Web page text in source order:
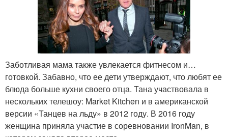
Заботливая мама также увлекается фитнесом и…
готовкой. Забавно, что ее дети утверждают, что любят ее
блюда больше кухни своего отца. Тана участвовала в
нескольких телешоу: Market Kitchen и в американской
версии «Танцев на льду» в 2012 году. В 2016 году
женщина приняла участие в соревновании IronMan, в